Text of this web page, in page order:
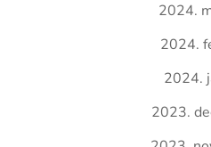
2024.
2024.
2024.
2023.